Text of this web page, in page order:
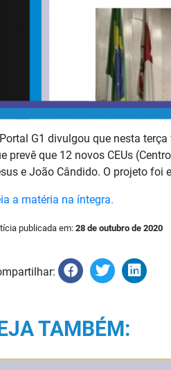
G1 divulgou que nesta
prevê que 12 novos CEUs
e João Cândido. O projeto foi
a matéria na íntegra.
publicada em: 28 de outubro de 2020
TAMBÉM: